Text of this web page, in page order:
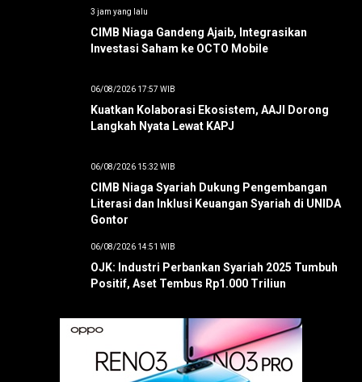
3 jam yang lalu
CIMB Niaga Gandeng Ajaib, Integrasikan
Investasi Saham ke OCTO Mobile
06/08/2026 17:57 WIB
Kuatkan Kolaborasi Ekosistem, AAJI Dorong
Langkah Nyata Lewat KAPJ
06/08/2026 15:32 WIB
CIMB Niaga Syariah Dukung Pengembangan
Literasi dan Inklusi Keuangan Syariah di UNIDA
Gontor
06/08/2026 14:51 WIB
OJK: Industri Perbankan Syariah 2025 Tumbuh
Positif, Aset Tembus Rp1.000 Triliun